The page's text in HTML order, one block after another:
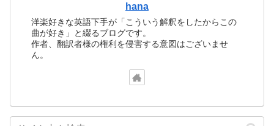
hana
洋楽好きな英語下手が「こういう解釈をしたからこの
曲が好き」と綴るブログです。
作者、翻訳者様の権利を侵害する意図はございませ
ん。